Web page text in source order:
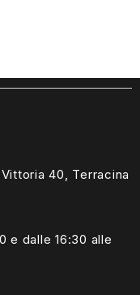
40, Terracina
e dalle 16:30 alle